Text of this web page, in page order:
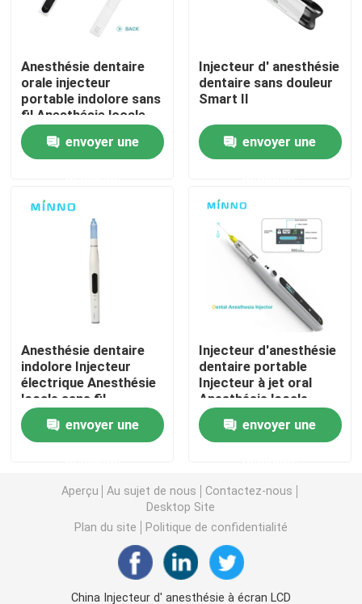
Demande de soumission
Produits médicaux dentaires
Dentistique à main à grande vitesse
Micromotrice dentaire
Lumière LED dentaire
Injecteur d' anesthésie dentaire
Machine d'implant dentaire
Machine de traitement de la lumière dentaire
Anesthésie dentaire
orale injecteur
portable indolore sans
fil Anesthésie locale
avec écran LCD
operableenvoyer une
Injecteur d' anesthésie
dentaire sans douleur
Smart II
envoyer une
Anesthésie dentaire
indolore Injecteur
électrique Anesthésie
locale sans fil
envoyer une
Injecteur d'anesthésie
dentaire portable
Injecteur à jet oral
Anesthésie locale
envoyer une
Aperçu Au sujet de nous
Contactez-nous
Desktop Site
Plan du site
Politique de confidentialité
China Injecteur d' anesthésie à écran LCD